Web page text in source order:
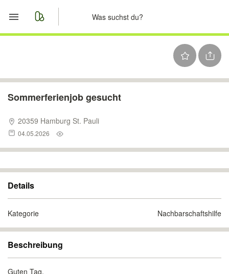
Nachrichten
Anzeige aufgeben
Sommerferienjob gesucht
20359 Hamburg St. Pauli
04.05.2026
Details
Kategorie Nachbarschaftshilfe
Beschreibung
Guten Tag,